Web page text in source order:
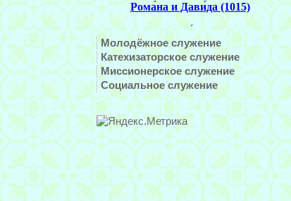
Молодёжное служение
Катехизаторское служение
Миссионерское служение
Социальное служение